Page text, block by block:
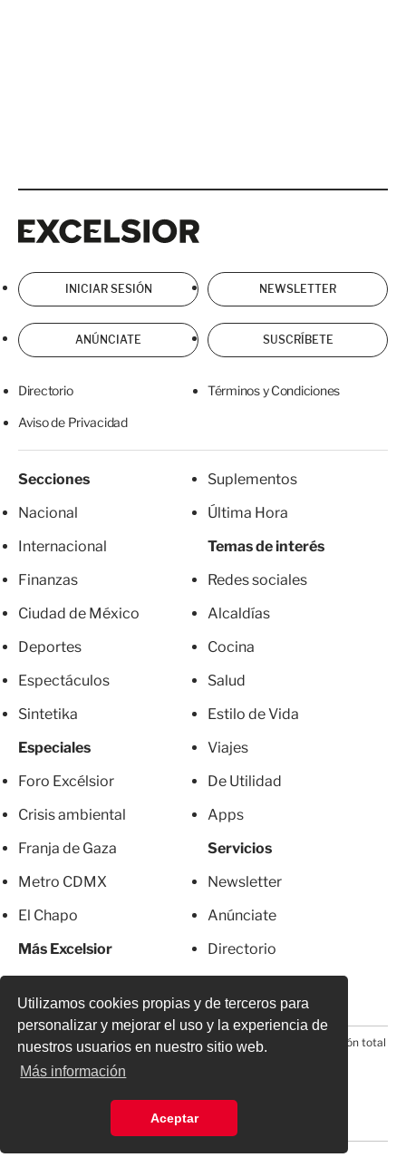
Utilizamos cookies propias y de terceros para
personalizar y mejorar el uso y la experiencia de
nuestros usuarios en nuestro sitio web.
Más información
Aceptar
INICIAR SESIÓN NEWSLETTER
ANÚNCIATE SUSCRÍBETE
Directorio Términos y Condiciones
Aviso de Privacidad
Secciones
Nacional
Internacional
Finanzas
Ciudad de México
Deportes
Espectáculos
Sintetika
Especiales
Foro Excélsior
Crisis ambiental
Franja de Gaza
Metro CDMX
El Chapo
Más Excelsior
Suplementos
Última Hora
Temas de interés
Redes sociales
Alcaldías
Cocina
Salud
Estilo de Vida
Viajes
De Utilidad
Apps
Servicios
Newsletter
Anúnciate
Directorio
© 2026 Todos los derechos reservados. Prohibida la reproducción total
o parcial, incluyendo cualquier medio electrónico*